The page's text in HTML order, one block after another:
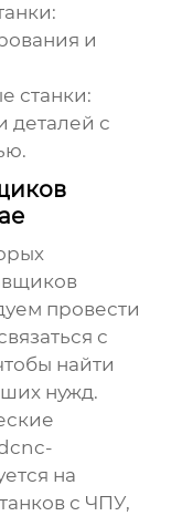
и
станки:
деталей с
провести
с
найти
нужд.
на
с ЧПУ,